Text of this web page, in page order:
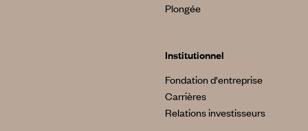
Plongée
Institutionnel
Fondation d'entreprise
Carrières
Relations investisseurs